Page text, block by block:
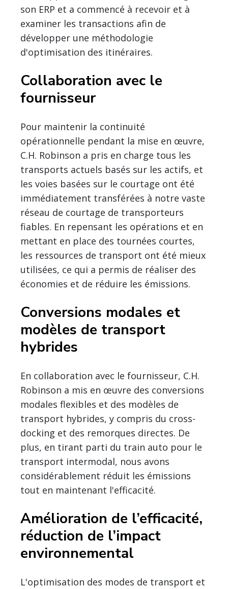
son ERP et a commencé à recevoir et à
examiner les transactions afin de
développer une méthodologie
d'optimisation des itinéraires.
Collaboration avec le
fournisseur
Pour maintenir la continuité
opérationnelle pendant la mise en œuvre,
C.H. Robinson a pris en charge tous les
transports actuels basés sur les actifs, et
les voies basées sur le courtage ont été
immédiatement transférées à notre vaste
réseau de courtage de transporteurs
fiables. En repensant les opérations et en
mettant en place des tournées courtes,
les ressources de transport ont été mieux
utilisées, ce qui a permis de réaliser des
économies et de réduire les émissions.
Conversions modales et
modèles de transport
hybrides
En collaboration avec le fournisseur, C.H.
Robinson a mis en œuvre des conversions
modales flexibles et des modèles de
transport hybrides, y compris du cross-
docking et des remorques directes. De
plus, en tirant parti du train auto pour le
transport intermodal, nous avons
considérablement réduit les émissions
tout en maintenant l'efficacité.
Amélioration de l’efficacité,
réduction de l’impact
environnemental
L'optimisation des modes de transport et